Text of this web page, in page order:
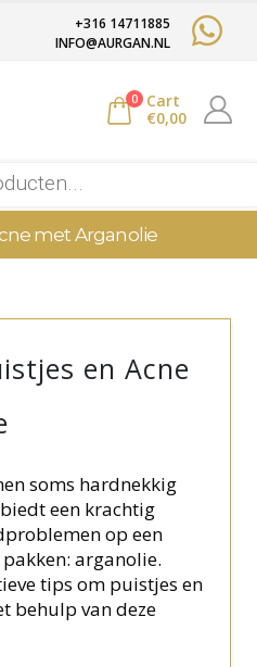
+316 14711885
INFO@AURGAN.NL
0
Cart
€0,00
met Arganolie
en Acne
soms hardnekkig
een krachtig
op een
arganolie.
tips om puistjes en
behulp van deze